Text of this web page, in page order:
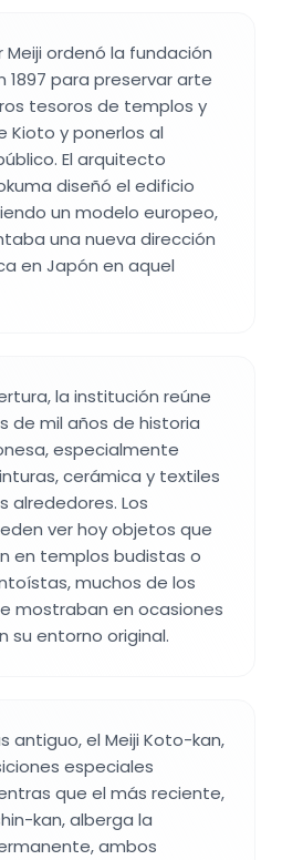
Meiji ordenó la fundación
1897 para preservar arte
tesoros de templos y
Kioto y ponerlos al
El arquitecto
diseñó el edificio
un modelo europeo,
una nueva dirección
en Japón en aquel
la institución reúne
de mil años de historia
especialmente
cerámica y textiles
alrededores. Los
ver hoy objetos que
en templos budistas o
muchos de los
mostraban en ocasiones
su entorno original.
antiguo, el Meiji Koto-kan,
especiales
que el más reciente,
kan, alberga la
ambos